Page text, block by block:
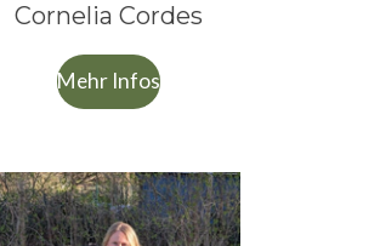
Cornelia Cordes
Mehr Infos